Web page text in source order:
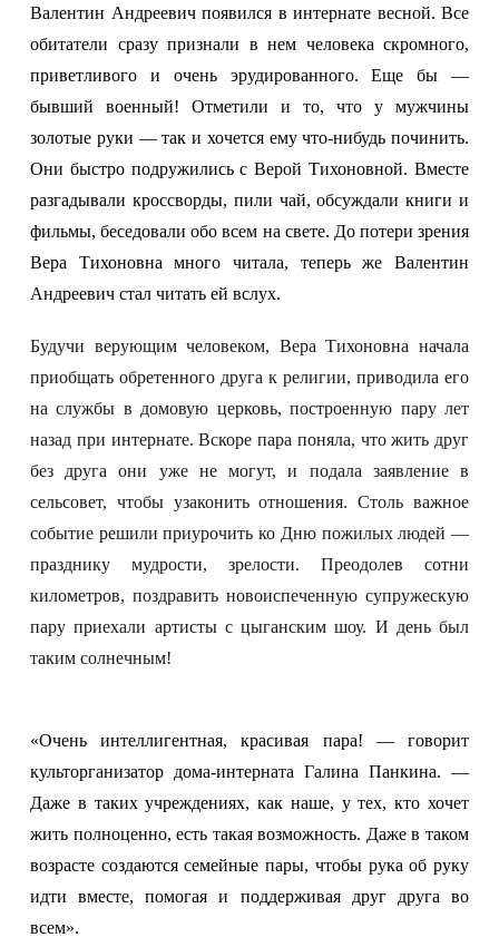
Валентин Андреевич появился в интернате весной. Все
обитатели сразу признали в нем человека скромного,
приветливого и очень эрудированного. Еще бы —
бывший военный! Отметили и то, что у мужчины
золотые руки — так и хочется ему что-нибудь починить.
Они быстро подружились с Верой Тихоновной. Вместе
разгадывали кроссворды, пили чай, обсуждали книги и
фильмы, беседовали обо всем на свете. До потери зрения
Вера Тихоновна много читала, теперь же Валентин
Андреевич стал читать ей вслух.
Будучи верующим человеком, Вера Тихоновна начала
приобщать обретенного друга к религии, приводила его
на службы в домовую церковь, построенную пару лет
назад при интернате.Вскоре пара поняла, что жить друг
без друга они уже не могут, и подала заявление в
сельсовет, чтобы узаконить отношения. Столь важное
событие решили приурочить ко Дню пожилых людей —
празднику мудрости, зрелости. Преодолев сотни
километров, поздравить новоиспеченную супружескую
пару приехали артисты с цыганским шоу. И день был
таким солнечным!
«Очень интеллигентная, красивая пара! — говорит
культорганизатор дома-интерната Галина Панкина. —
Даже в таких учреждениях, как наше, у тех, кто хочет
жить полноценно, есть такая возможность. Даже в таком
возрасте создаются семейные пары, чтобы рука об руку
идти вместе, помогая и поддерживая друг друга во
всем».